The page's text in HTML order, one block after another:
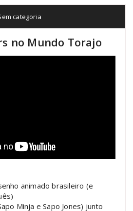
categoria
no Mundo Torajo
animado brasileiro (e
Minja e Sapo Jones) junto